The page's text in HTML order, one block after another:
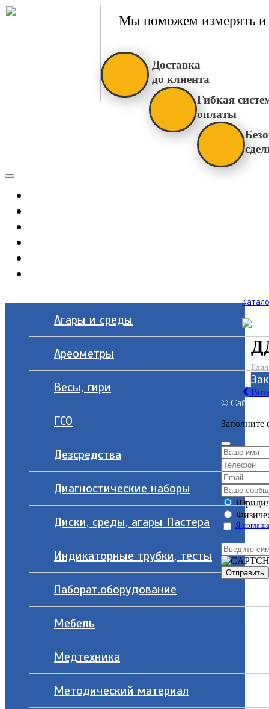
Мы поможем измерять и
Доставка
до клиента
Гибкая
оплаты
Агары и среды
Ареометры
Весы, гири
ГСО
Дезсредства
Диагностические наборы
Диски, среды, агары Пастера
Индикаторные трубки, тесты
Лаборат.оборудование
Мебель
Медтехника
Методический материал
© Сайт
Заполните
Я